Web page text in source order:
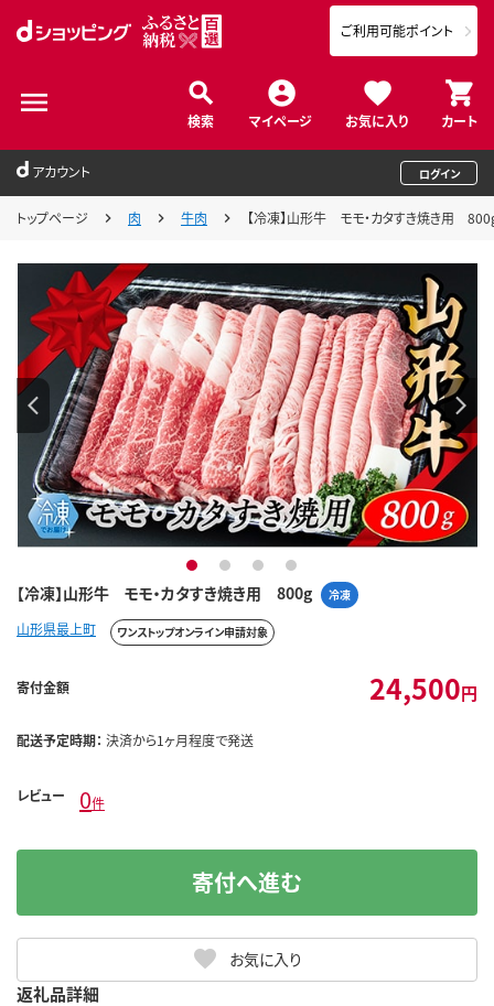
検索 マイページ お気に入り カート
ご利用可能ポイント
アカウント ログイン
トップページ 肉 牛肉 【冷凍】山形牛 モモ・カタすき焼き用
【冷凍】山形牛 モモ・カタすき焼き用 800g 冷凍
1 2 3 4
山形県最上町 ワンストップオンライン申請対象
寄付金額 24,500円
配送予定時期： 決済から1ヶ月程度で発送
レビュー 0件
お気に入り
寄付へ進む
返礼品詳細